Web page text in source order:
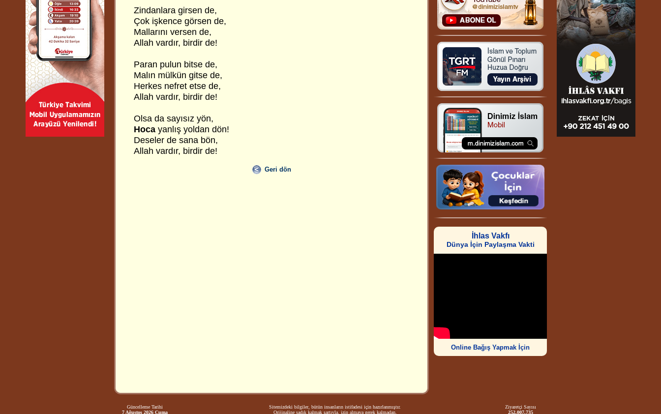
Zindanlara girsen de,
Çok işkence görsen de,
Mallarını versen de,
Allah vardır, birdir de!
Paran pulun bitse de,
Malın mülkün gitse de,
Herkes nefret etse de,
Allah vardır, birdir de!
Olsa da sayısız yön,
Hoca yanlış yoldan dön!
Deseler de sana bön,
Allah vardır, birdir de!
Geri dön
İhlas Vakfı
Dünya İçin Paylaşma Vakti
Online Bağış Yapmak İçin
Güncelleme Tarihi
7 Ağustos 2026 Cuma
Sitemizdeki bilgiler, bütün insanların istifadesi için hazırlanmıştır.
Orijinaline sadık kalmak şartıyla, izin almaya gerek kalmadan,
Ziyaretçi Sayısı
252.007.735